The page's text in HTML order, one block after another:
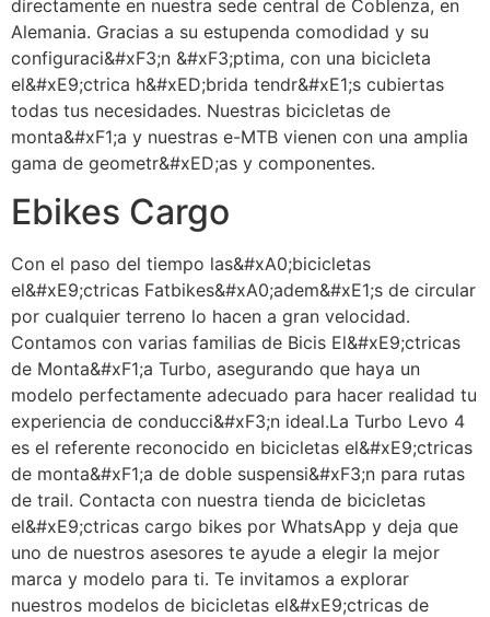
directamente en nuestra sede central de Coblenza, en
Alemania. Gracias a su estupenda comodidad y su
configuraci&#xF3;n &#xF3;ptima, con una bicicleta
el&#xE9;ctrica h&#xED;brida tendr&#xE1;s cubiertas
todas tus necesidades. Nuestras bicicletas de
monta&#xF1;a y nuestras e-MTB vienen con una amplia
gama de geometr&#xED;as y componentes.
Ebikes Cargo
Con el paso del tiempo las&#xA0;bicicletas
el&#xE9;ctricas Fatbikes&#xA0;adem&#xE1;s de circular
por cualquier terreno lo hacen a gran velocidad.
Contamos con varias familias de Bicis El&#xE9;ctricas
de Monta&#xF1;a Turbo, asegurando que haya un
modelo perfectamente adecuado para hacer realidad tu
experiencia de conducci&#xF3;n ideal.La Turbo Levo 4
es el referente reconocido en bicicletas el&#xE9;ctricas
de monta&#xF1;a de doble suspensi&#xF3;n para rutas
de trail. Contacta con nuestra tienda de bicicletas
el&#xE9;ctricas cargo bikes por WhatsApp y deja que
uno de nuestros asesores te ayude a elegir la mejor
marca y modelo para ti. Te invitamos a explorar
nuestros modelos de bicicletas el&#xE9;ctricas de